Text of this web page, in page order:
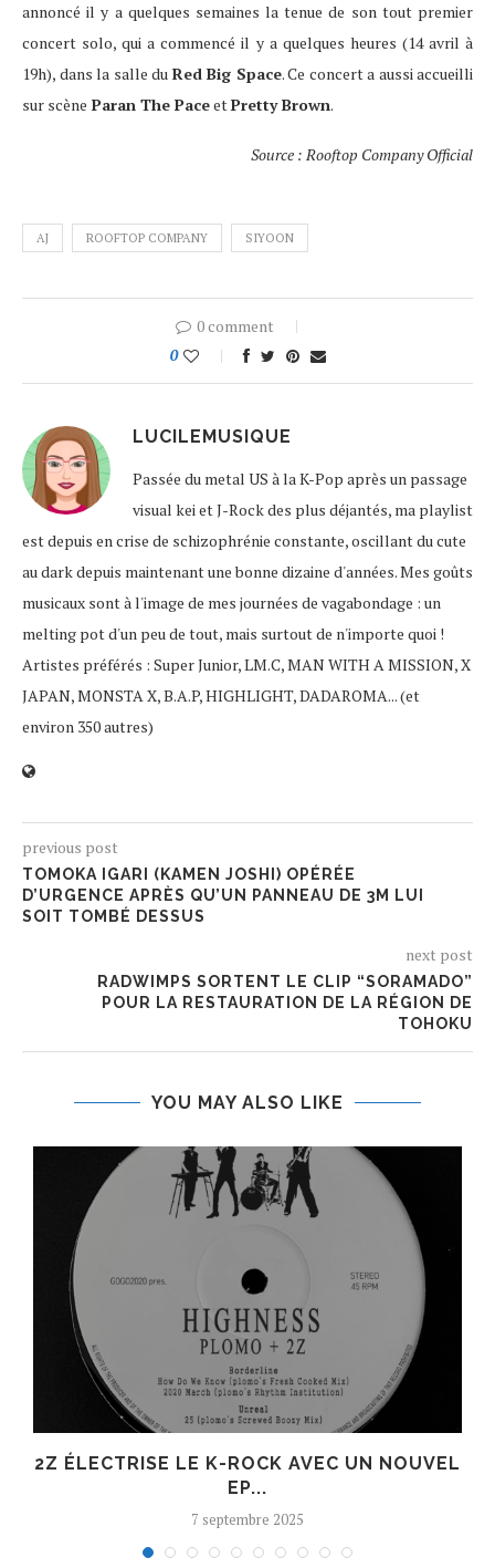
annoncé il y a quelques semaines la tenue de son tout premier
concert solo, qui a commencé il y a quelques heures (14 avril à
19h), dans la salle du Red Big Space. Ce concert a aussi accueilli
sur scène Paran The PaceetPretty Brown.
Source : Rooftop Company Official
AJ ROOFTOP COMPANY SIYOON
0 comment
0
LUCILEMUSIQUE
Passée du metal US à la K-Pop après un passage
visual kei et J-Rock des plus déjantés, ma playlist
est depuis en crise de schizophrénie constante, oscillant du cute
au dark depuis maintenant une bonne dizaine d'années. Mes goûts
musicaux sont à l'image de mes journées de vagabondage : un
melting pot d'un peu de tout, mais surtout de n'importe quoi !
Artistes préférés : Super Junior, LM.C, MAN WITH A MISSION, X
JAPAN, MONSTA X, B.A.P, HIGHLIGHT, DADAROMA... (et
environ 350 autres)
previous post
TOMOKA IGARI (KAMEN JOSHI) OPÉRÉE
D’URGENCE APRÈS QU’UN PANNEAU DE 3M LUI
SOIT TOMBÉ DESSUS
next post
RADWIMPS SORTENT LE CLIP “SORAMADO”
POUR LA RESTAURATION DE LA RÉGION DE
TOHOKU
YOU MAY ALSO LIKE
2Z ÉLECTRISE LE K-ROCK AVEC UN NOUVEL
EP...
7 septembre 2025